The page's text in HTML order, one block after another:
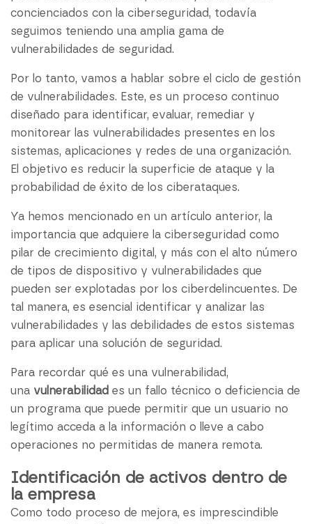
concienciados con la ciberseguridad, todavía
seguimos teniendo una amplia gama de
vulnerabilidades de seguridad.
Por lo tanto, vamos a hablar sobre el ciclo de gestión
de vulnerabilidades. Este, es un proceso continuo
diseñado para identificar, evaluar, remediar y
monitorear las vulnerabilidades presentes en los
sistemas, aplicaciones y redes de una organización.
El objetivo es reducir la superficie de ataque y la
probabilidad de éxito de los ciberataques.
Ya hemos mencionado en un artículo anterior, la
importancia que adquiere la ciberseguridad como
pilar de crecimiento digital, y más con el alto número
de tipos de dispositivo y vulnerabilidades que
pueden ser explotadas por los ciberdelincuentes. De
tal manera, es esencial identificar y analizar las
vulnerabilidades y las debilidades de estos sistemas
para aplicar una solución de seguridad.
Para recordar qué es una vulnerabilidad,
una vulnerabilidad es un fallo técnico o deficiencia de
un programa que puede permitir que un usuario no
legítimo acceda a la información o lleve a cabo
operaciones no permitidas de manera remota.
Identificación de activos dentro de
la empresa
Como todo proceso de mejora, es imprescindible